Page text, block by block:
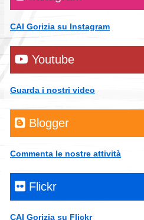
CAI Gorizia su Instagram
Youtube
Guarda i nostri video
Blogger
Commenta le nostre attività
Flickr
CAI Gorizia su Flickr